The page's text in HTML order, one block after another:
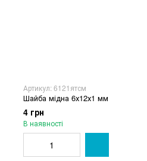
Артикул: 6121ятсм
Шайба мідна 6х12х1 мм
4 грн
В наявності